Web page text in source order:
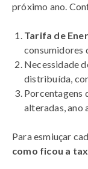
próximo ano.
Tarifa de
consumidores
Necessidade
distribuída,
Porcentagens
alteradas, ano
Para esmiuçar
como ficou a